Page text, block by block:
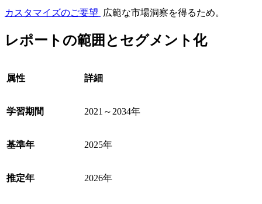
カスタマイズのご要望 広範な市場洞察を得るため。
レポートの範囲とセグメント化
属性 詳細
学習期間 2021～2034年
基準年 2025年
推定年 2026年